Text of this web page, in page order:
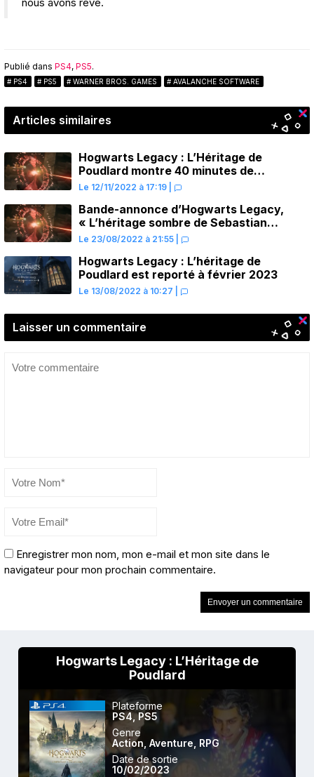
nous avons rêvé.
Publié dans PS4, PS5.
PS4 PS5 WARNER BROS. GAMES AVALANCHE SOFTWARE
Articles similaires
Hogwarts Legacy : L’Héritage de
Poudlard montre 40 minutes de
gameplay sur PS5
Le 12/11/2022 à 17:19
Bande-annonce d’Hogwarts Legacy,
« L’héritage sombre de Sebastian
Sallow »
Le 23/08/2022 à 21:55
Hogwarts Legacy : L’héritage de
Poudlard est reporté à février 2023
Le 13/08/2022 à 10:27
Laisser un commentaire
Enregistrer mon nom, mon e-mail et mon site dans le
navigateur pour mon prochain commentaire.
Hogwarts Legacy : L’Héritage de
Poudlard
Plateforme
PS4,PS5
Genre
Action Aventure RPG
Date de sortie
10/02/2023